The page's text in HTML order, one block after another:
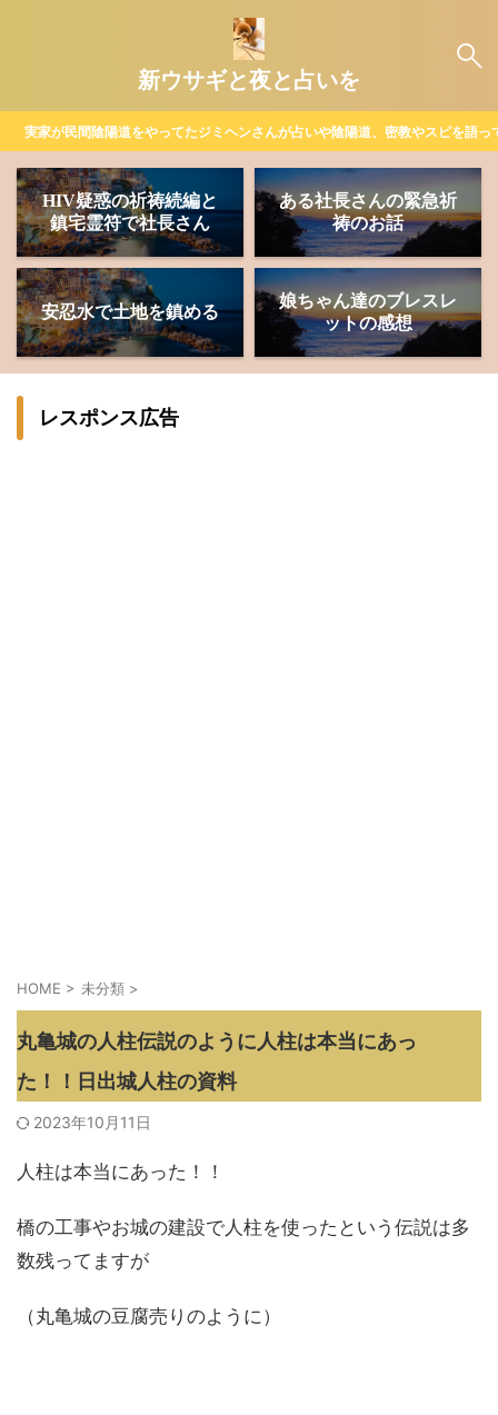
新ウサギと夜と占いを
実家が民間陰陽道をやってたジミヘンさんが占いや陰陽道、密教やスピを語
HIV疑惑の祈祷続編と
鎮宅霊符で社長さん
ある社長さんの緊急祈
祷のお話
安忍水で土地を鎮める
娘ちゃん達のブレスレ
ットの感想
レスポンス広告
HOME > 未分類 >
丸亀城の人柱伝説のように人柱は本当にあっ
た！！日出城人柱の資料
2023年10月11日
人柱は本当にあった！！
橋の工事やお城の建設で人柱を使ったという伝説は多
数残ってますが
（丸亀城の豆腐売りのように）